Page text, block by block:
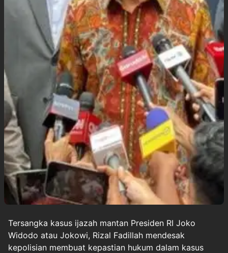
Tersangka kasus ijazah mantan Presiden RI Joko
Widodo atau Jokowi, Rizal Fadillah mendesak
kepolisian membuat kepastian hukum dalam kasus